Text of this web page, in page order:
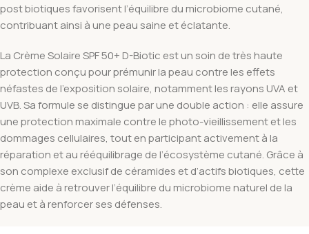
post biotiques favorisent l’équilibre du microbiome cutané,
contribuant ainsi à une peau saine et éclatante.
La Crème Solaire SPF 50+ D-Biotic est un soin de très haute
protection conçu pour prémunir la peau contre les effets
néfastes de l’exposition solaire, notamment les rayons UVA et
UVB. Sa formule se distingue par une double action : elle assure
une protection maximale contre le photo-vieillissement et les
dommages cellulaires, tout en participant activement à la
réparation et au rééquilibrage de l’écosystème cutané. Grâce à
son complexe exclusif de céramides et d’actifs biotiques, cette
crème aide à retrouver l’équilibre du microbiome naturel de la
peau et à renforcer ses défenses.